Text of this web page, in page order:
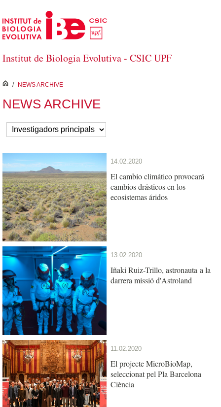
Salta al contingut principal
Institut de Biologia Evolutiva - CSIC UPF
inici
/ NEWS ARCHIVE
NEWS ARCHIVE
14.02.2020
El cambio climático provocará
cambios drásticos en los
ecosistemas áridos
13.02.2020
Iñaki Ruiz-Trillo, astronauta a la
darrera missió d'Astroland
11.02.2020
El projecte MicroBioMap,
seleccionat pel Pla Barcelona
Ciència